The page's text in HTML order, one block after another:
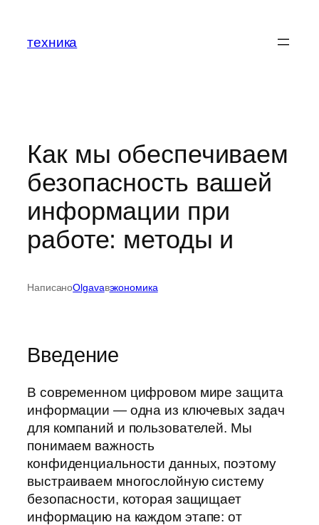
содержимому
техника
Как мы обеспечиваем
безопасность вашей
информации при
работе: методы и
НаписаноOlgavaвэкономика
Введение
В современном цифровом мире защита
информации — одна из ключевых задач
для компаний и пользователей. Мы
понимаем важность
конфиденциальности данных, поэтому
выстраиваем многослойную систему
безопасности, которая защищает
информацию на каждом этапе: от